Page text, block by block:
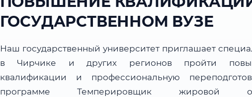
ГОСУДАРСТВЕННОМ ВУЗЕ
Наш государственный университет приглашает
в Чирчике и других регионов пройти
квалификации и профессиональную
программе Темперировщик жировой